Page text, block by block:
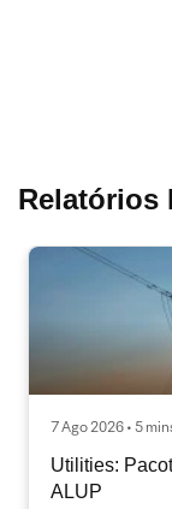
Relatórios
7 Ago 2026 • 5
Utilities:
ALUP